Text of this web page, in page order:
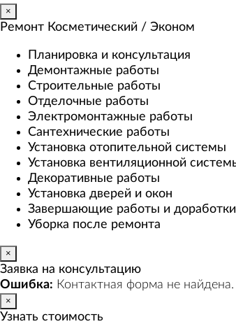
×
Ремонт Косметический / Эконом​
Планировка и консультация
Демонтажные работы
Строительные работы
Отделочные работы
Электромонтажные работы
Сантехнические работы
Установка отопительной системы
Установка вентиляционной
Декоративные работы
Установка дверей и окон
Завершающие работы и доработки
Уборка после ремонта
×
Заявка на консультацию
Ошибка: Контактная форма не найдена.
×
Узнать стоимость